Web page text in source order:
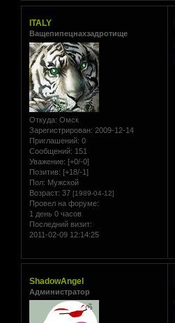
ITALY
Ващепипецнахзадротище
Откуда: Омск
Зарегистрирован: 2009-12-14
Приглашений: 0
Сообщений: 151
Уважение: [+0/-0]
Позитив: [+18/-1]
Пол: Мужской
Возраст: 37 [1989-04-12]
Провел на форуме:
1 день 0 часов
Последний визит:
2011-02-09 12:14:25
ShadowAngel
Администратор